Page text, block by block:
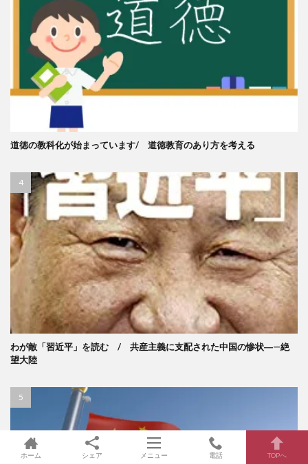
道徳の教科化が始まっています/ 道徳教育のあり方を考える
わが敵「習近平」を読む / 共産主義に支配された中国の惨状―—絶
望大陸
ホーム シェア メニュー 電話 TOPへ